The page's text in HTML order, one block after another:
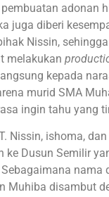
adonan
juga diberi
Nissin,
melakukan
kepada
murid SMA
ingin tahu yang
Nissin, ishoma,
ke Dusun Semilir
nama
Muhiba disambut